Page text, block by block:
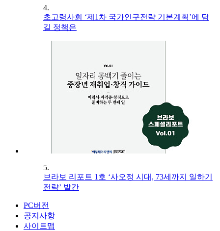
4.
초고령사회 ‘제1차 국가인구전략 기본계획’에 담
길 정책은
5.
브라보 리포트 1호 ‘사오정 시대, 73세까지 일하기
전략’ 발간
PC버전
공지사항
사이트맵